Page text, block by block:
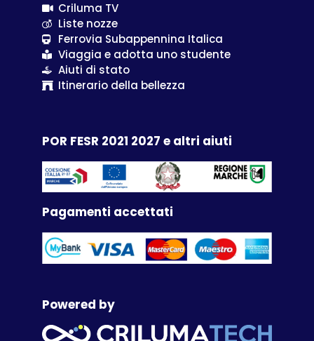
Criluma TV
Liste nozze
Ferrovia Subappennina Italica
Viaggia e adotta uno studente
Aiuti di stato
Itinerario della bellezza
POR FESR 2021 2027 e altri aiuti
Pagamenti accettati
Powered by